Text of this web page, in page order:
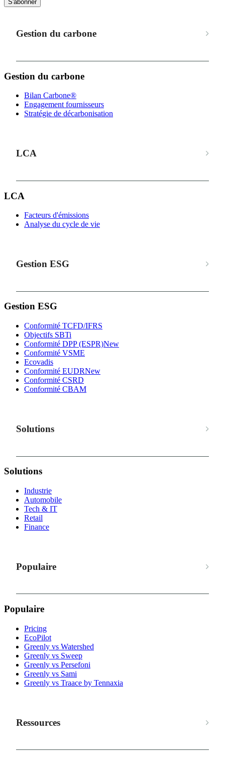
S'abonner
Gestion du carbone
Gestion du carbone
Bilan Carbone®
Engagement fournisseurs
Stratégie de décarbonisation
LCA
LCA
Facteurs d'émissions
Analyse du cycle de vie
Gestion ESG
Gestion ESG
Conformité TCFD/IFRS
Objectifs SBTi
Conformité DPP (ESPR)New
Conformité VSME
Ecovadis
Conformité EUDRNew
Conformité CSRD
Conformité CBAM
Solutions
Solutions
Industrie
Automobile
Tech & IT
Retail
Finance
Populaire
Populaire
Pricing
EcoPilot
Greenly vs Watershed
Greenly vs Sweep
Greenly vs Persefoni
Greenly vs Sami
Greenly vs Traace by Tennaxia
Ressources